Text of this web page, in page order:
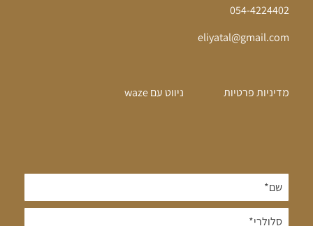
054-4224402
eliyatal@gmail.com
מדיניות פרטיות ניווט עם waze